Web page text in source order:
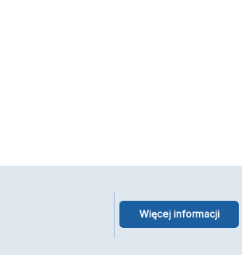
Więcej informacji